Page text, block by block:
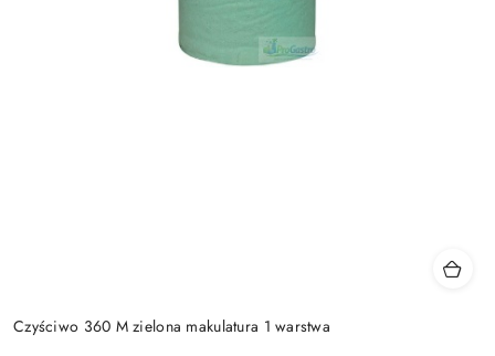
Czyściwo 360 M zielona makulatura 1 warstwa